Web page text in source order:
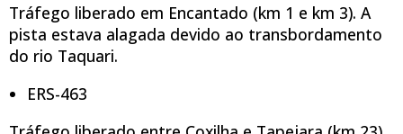
Tráfego liberado em Encantado (km 1 e km 3). A
pista estava alagada devido ao transbordamento
do rio Taquari.
ERS-463